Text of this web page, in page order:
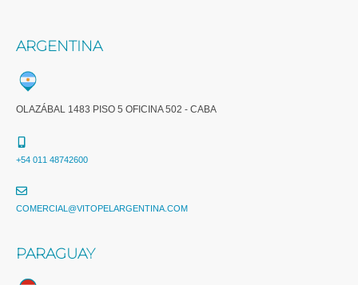
ARGENTINA
OLAZÁBAL 1483 PISO 5 OFICINA 502 - CABA
+54 011 48742600​
COMERCIAL@VITOPELARGENTINA.COM​
PARAGUAY